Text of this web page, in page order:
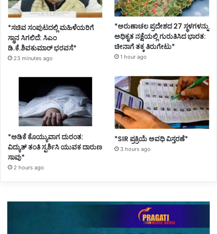
*ಸಚಿವ ಸಂಪುಟದಲ್ಲಿ ಮಹಿಳೆಯರಿಗೆ
ಸ್ಥಾನ ಸಿಗಲಿದೆ: ಸಿಎಂ
ಡಿ.ಕೆ.ಶಿವಕುಮಾರ್ ಭರವಸೆ*
23 minutes ago
*ಅರುಣಾಚಲ ಪ್ರದೇಶದ 27 ಸ್ಥಳಗಳನ್ನು
ಅಧಿಕೃತ ನಕ್ಷೆಯಲ್ಲಿ ಗುರುತಿಸಿದ ಭಾರತ:
ಚೀನಾಗೆ ತಕ್ಕ ತಿರುಗೇಟು*
1 hour ago
*ಅಡಿಕೆ ಕೊಯ್ಯುವಾಗ ದುರಂತ:
ವಿದ್ಯುತ್ ತಂತಿ ಸ್ಪರ್ಶಿಸಿ ಯುವಕ ದಾರುಣ
ಸಾವು*
2 hours ago
*SIR ಪ್ರಕ್ರಿಯೆ ಅವಧಿ ವಿಸ್ತರಣೆ*
3 hours ago